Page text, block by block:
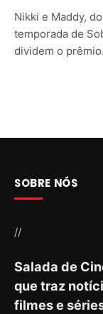
Nikki e Maddy,
temporada de
dividem o
SOBRE NÓS
//
Salada de
que traz
filmes e